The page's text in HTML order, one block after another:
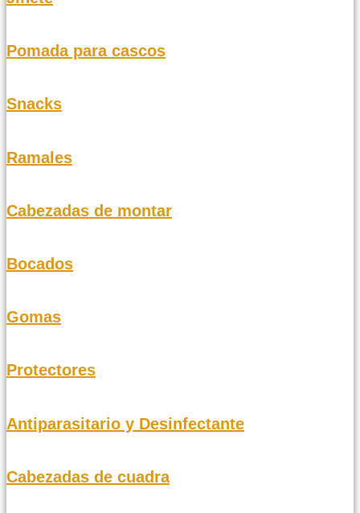
Pomada para cascos
Snacks
Ramales
Cabezadas de montar
Bocados
Gomas
Protectores
Antiparasitario y Desinfectante
Cabezadas de cuadra